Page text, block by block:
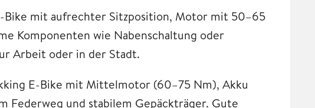
Bike mit aufrechter Sitzposition, Motor mit 50–65
Komponenten wie Nabenschaltung oder
Arbeit oder in der Stadt.
E-Bike mit Mittelmotor (60–75 Nm), Akku
und stabilem Gepäckträger. Gute